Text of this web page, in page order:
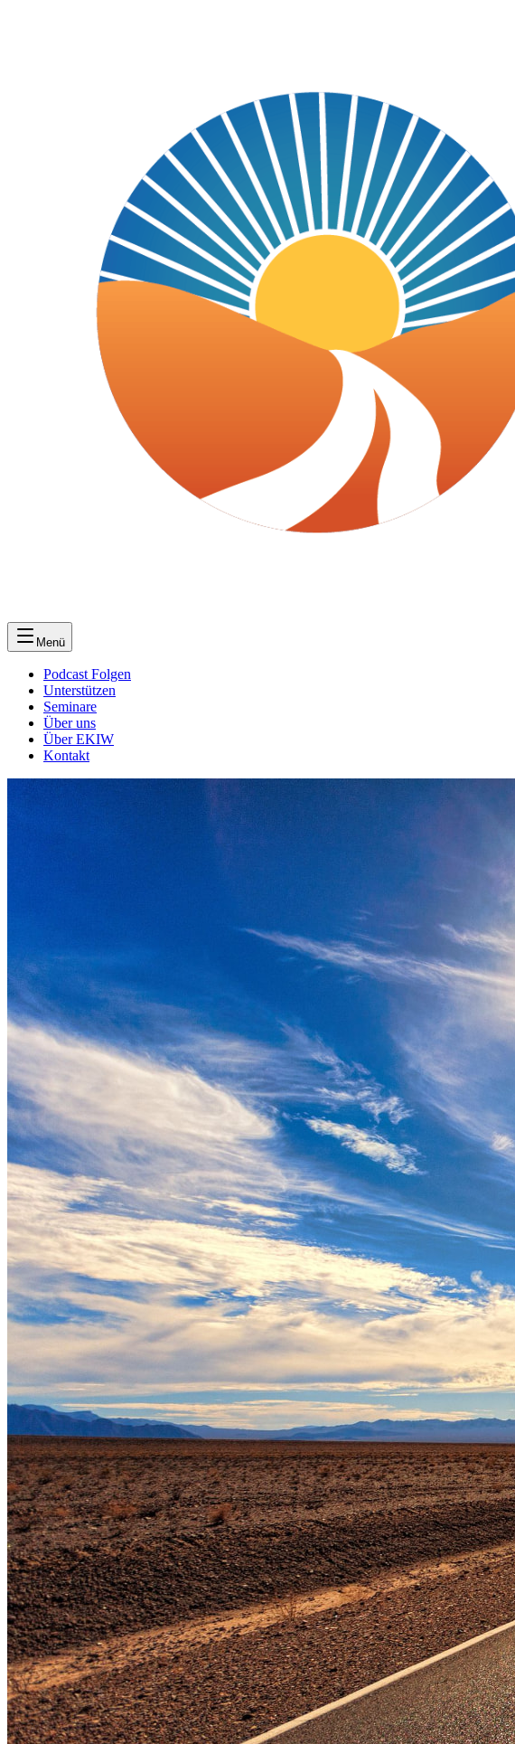
Menü
Podcast Folgen
Unterstützen
Seminare
Über uns
Über EKIW
Kontakt